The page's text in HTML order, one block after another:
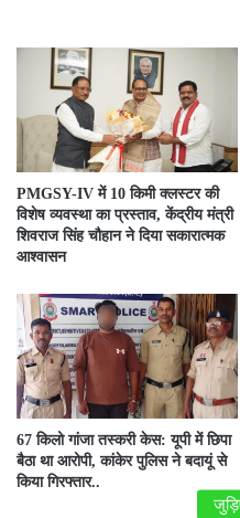
PMGSY-IV में 10 किमी क्लस्टर की
विशेष व्यवस्था का प्रस्ताव, केंद्रीय मंत्री
शिवराज सिंह चौहान ने दिया सकारात्मक
आश्वासन
67 किलो गांजा तस्करी केस: यूपी में छिपा
बैठा था आरोपी, कांकेर पुलिस ने बदायूं से
किया गिरफ्तार..